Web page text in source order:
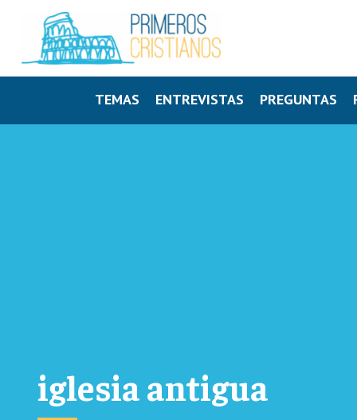
TEMAS ENTREVISTAS PREGUNTAS
iglesia antigua